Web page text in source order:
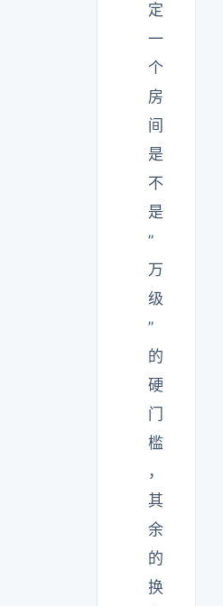
定
一
个
房
间
是
不
是
”
万
级
”
的
硬
门
槛
，
其
余
的
换